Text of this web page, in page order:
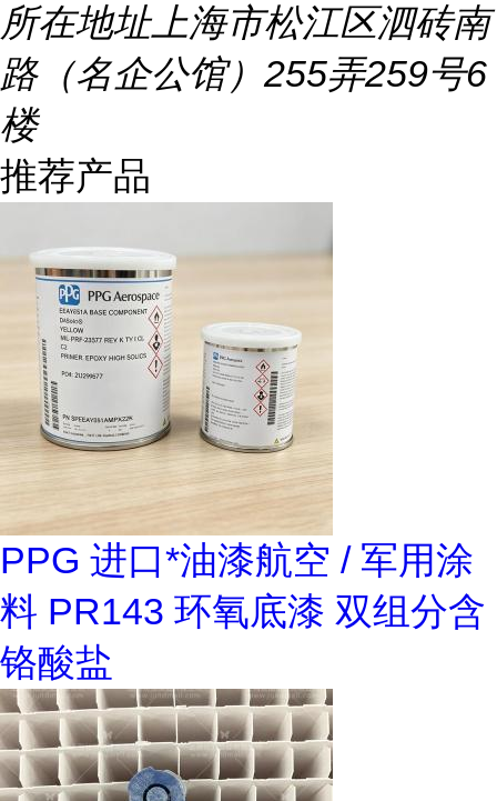
所在地址上海市松江区泗砖南
路（名企公馆）255弄259号6
楼
推荐产品
PPG 进口*油漆航空 / 军用涂
料 PR143 环氧底漆 双组分含
铬酸盐